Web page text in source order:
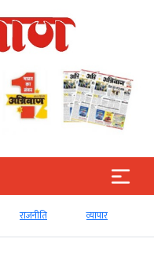
राजनीति व्‍यापार